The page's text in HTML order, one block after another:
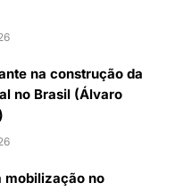
na construção da
no Brasil (Álvaro
mobilização no